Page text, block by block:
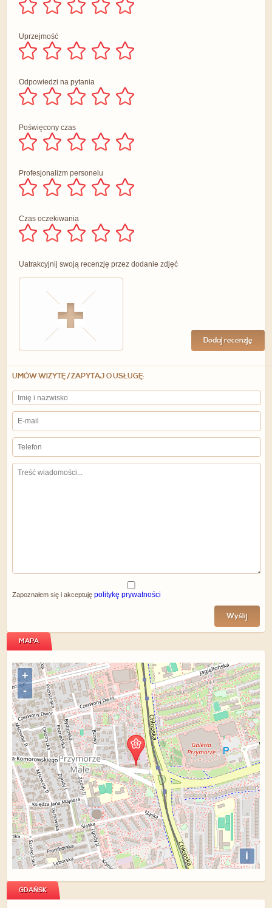
Uprzejmość
Odpowiedzi na pytania
Poświęcony czas
Profesjonalizm personelu
Czas oczekiwania
Uatrakcyjnij swoją recenzję przez dodanie zdjęć
Dodaj recenzję
UMÓW WIZYTĘ / ZAPYTAJ O USŁUGĘ:
Zapoznałem się i akceptuję politykę prywatności
Wyślij
MAPA
+
-
i
GDAŃSK